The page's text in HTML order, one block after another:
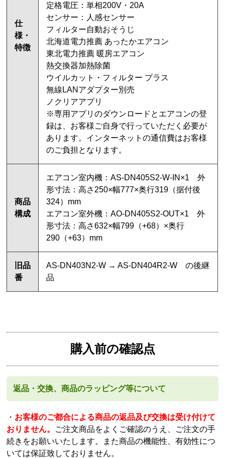
仕
様・
特徴
定格電圧：単相200V・20A
センサー：人感センサー
フィルター自動おそうじ
北海道電力推薦 あったかエアコン
東北電力推薦 暖房エアコン
熱交換器加熱除菌
ウイルカット・フィルター プラス
無線LANアダプター別売
ノクリアアプリ
※専用アプリのダウンロードとエアコンの登
録は、お客様ご自身で行っていただく必要が
あります。インターネットの通信費はお客様
のご負担となります。
商品
構成
エアコン室内機：AS-DN405S2-W-IN×1 外
形寸法：高さ250×幅777×奥行319（据付後
324）mm
エアコン室外機：AO-DN405S2-OUT×1 外
形寸法：高さ632×幅799（+68）×奥行
290（+63）mm
旧品
番
AS-DN403N2-W → AS-DN404R2-W の後継
品
購入前の確認点
返品・交換、商品のラッピング等について
・ お客様のご都合による商品の返品及び交換は受け付けて
おりません。 ご注文商品をよくご確認のうえ、ご注文の手
続きをお願いいたします。また商品の機能性、有効性につ
いては保証致しておりません。